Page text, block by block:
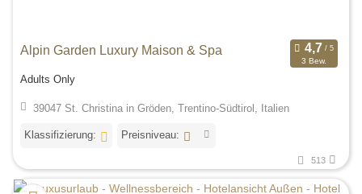
Alpin Garden Luxury Maison & Spa
3 Bew.
Adults Only
39047 St. Christina in Gröden, Trentino-Südtirol, Italien
Klassifizierung: Preisniveau:
513